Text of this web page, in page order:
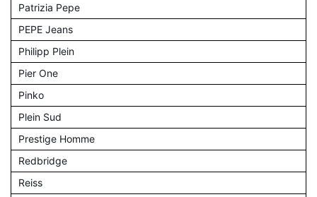
Patrizia Pepe
PEPE Jeans
Philipp Plein
Pier One
Pinko
Plein Sud
Prestige Homme
Redbridge
Reiss